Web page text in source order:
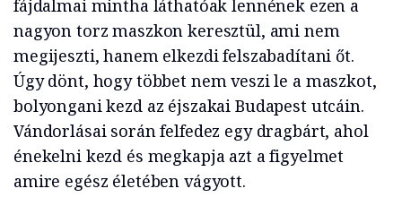
fájdalmai mintha láthatóak lennének ezen a
nagyon torz maszkon keresztül, ami nem
megijeszti, hanem elkezdi felszabadítani őt.
Úgy dönt, hogy többet nem veszi le a maszkot,
bolyongani kezd az éjszakai Budapest utcáin.
Vándorlásai során felfedez egy dragbárt, ahol
énekelni kezd és megkapja azt a figyelmet
amire egész életében vágyott.